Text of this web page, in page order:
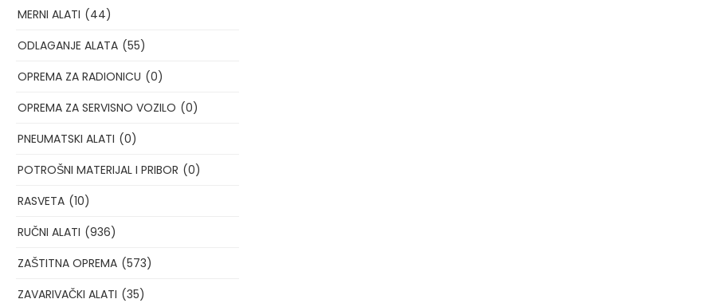
MERNI ALATI (44)
ODLAGANJE ALATA (55)
OPREMA ZA RADIONICU (0)
OPREMA ZA SERVISNO VOZILO (0)
PNEUMATSKI ALATI (0)
POTROŠNI MATERIJAL I PRIBOR (0)
RASVETA (10)
RUČNI ALATI (936)
ZAŠTITNA OPREMA (573)
ZAVARIVAČKI ALATI (35)